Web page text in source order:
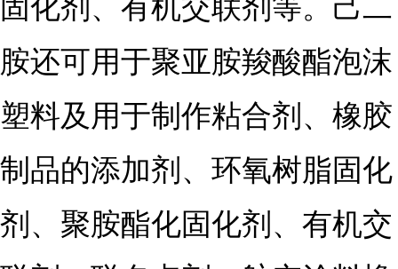
固化剂、有机交联剂等。己二
胺还可用于聚亚胺羧酸酯泡沫
塑料及用于制作粘合剂、 橡胶
制品的添加剂、 环氧树脂固化
剂、聚胺酯化固化剂、有机交